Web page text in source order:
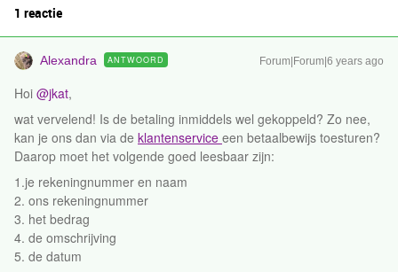
1 reactie
Alexandra ANTWOORD Forum|Forum|6 years ago
Hoi @jkat,
wat vervelend! Is de betaling inmiddels wel gekoppeld? Zo nee,
kan je ons dan via de klantenservice een betaalbewijs toesturen?
Daarop moet het volgende goed leesbaar zijn:
1.je rekeningnummer en naam
2. ons rekeningnummer
3. het bedrag
4. de omschrijving
5. de datum